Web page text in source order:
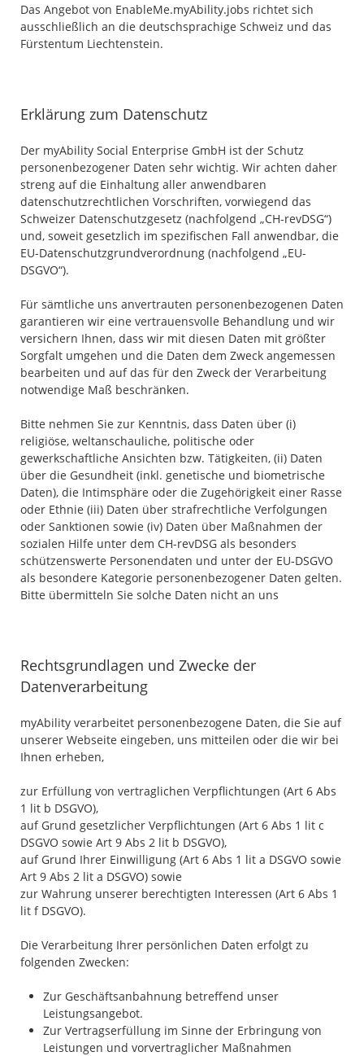
Das Angebot von EnableMe.myAbility.jobs richtet sich
ausschließlich an die deutschsprachige Schweiz und das
Fürstentum Liechtenstein.
Erklärung zum Datenschutz
Der myAbility Social Enterprise GmbH ist der Schutz
personenbezogener Daten sehr wichtig. Wir achten daher
streng auf die Einhaltung aller anwendbaren
datenschutzrechtlichen Vorschriften, vorwiegend das
Schweizer Datenschutzgesetz (nachfolgend „CH-revDSG“)
und, soweit gesetzlich im spezifischen Fall anwendbar, die
EU-Datenschutzgrundverordnung (nachfolgend „EU-
DSGVO“).
Für sämtliche uns anvertrauten personenbezogenen Daten
garantieren wir eine vertrauensvolle Behandlung und wir
versichern Ihnen, dass wir mit diesen Daten mit größter
Sorgfalt umgehen und die Daten dem Zweck angemessen
bearbeiten und auf das für den Zweck der Verarbeitung
notwendige Maß beschränken.
Bitte nehmen Sie zur Kenntnis, dass Daten über (i)
religiöse, weltanschauliche, politische oder
gewerkschaftliche Ansichten bzw. Tätigkeiten, (ii) Daten
über die Gesundheit (inkl. genetische und biometrische
Daten), die Intimsphäre oder die Zugehörigkeit einer Rasse
oder Ethnie (iii) Daten über strafrechtliche Verfolgungen
oder Sanktionen sowie (iv) Daten über Maßnahmen der
sozialen Hilfe unter dem CH-revDSG als besonders
schützenswerte Personendaten und unter der EU-DSGVO
als besondere Kategorie personenbezogener Daten gelten.
Bitte übermitteln Sie solche Daten nicht an uns
Rechtsgrundlagen und Zwecke der
Datenverarbeitung
myAbility verarbeitet personenbezogene Daten, die Sie auf
unserer Webseite eingeben, uns mitteilen oder die wir bei
Ihnen erheben,
zur Erfüllung von vertraglichen Verpflichtungen (Art 6 Abs
1 lit b DSGVO),
auf Grund gesetzlicher Verpflichtungen (Art 6 Abs 1 lit c
DSGVO sowie Art 9 Abs 2 lit b DSGVO),
auf Grund Ihrer Einwilligung (Art 6 Abs 1 lit a DSGVO sowie
Art 9 Abs 2 lit a DSGVO) sowie
zur Wahrung unserer berechtigten Interessen (Art 6 Abs 1
lit f DSGVO).
Die Verarbeitung Ihrer persönlichen Daten erfolgt zu
folgenden Zwecken:
Zur Geschäftsanbahnung betreffend unser
Leistungsangebot.
Zur Vertragserfüllung im Sinne der Erbringung von
Leistungen und vorvertraglicher Maßnahmen